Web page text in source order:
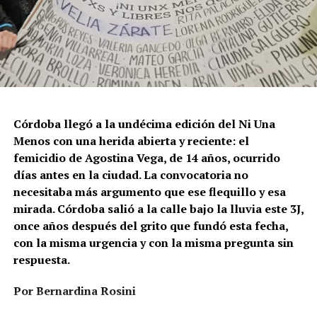
Córdoba llegó a la undécima edición del Ni Una
Menos con una herida abierta y reciente: el
femicidio de Agostina Vega, de 14 años, ocurrido
días antes en la ciudad. La convocatoria no
necesitaba más argumento que ese flequillo y esa
mirada. Córdoba salió a la calle bajo la lluvia este 3J,
once años después del grito que fundó esta fecha,
con la misma urgencia y con la misma pregunta sin
respuesta.
Por Bernardina Rosini